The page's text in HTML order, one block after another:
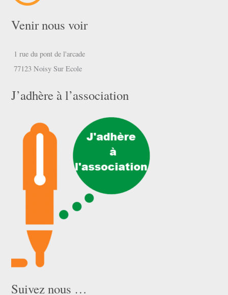
Venir nous voir
1 rue du pont de l'arcade
77123 Noisy Sur Ecole
J’adhère à l’association
Suivez nous …